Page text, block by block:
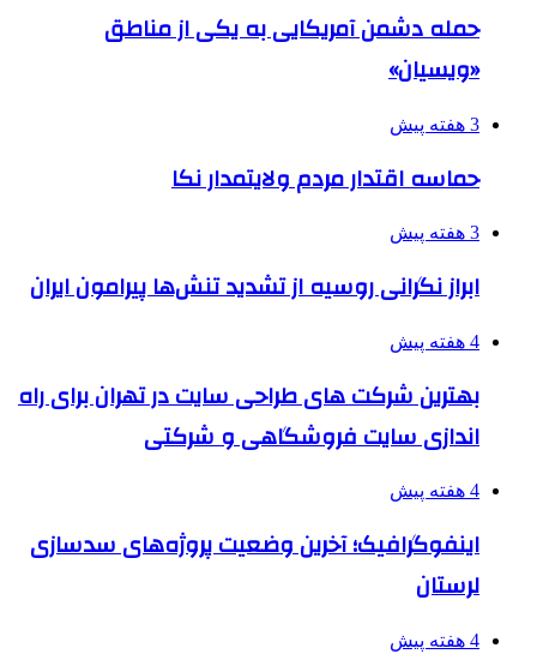
حمله دشمن آمریکایی به یکی از مناطق
«ویسیان»
3 هفته پیش
حماسه اقتدار مردم ولایتمدار نکا
3 هفته پیش
ابراز نگرانی روسیه از تشدید تنش‌ها پیرامون ایران
4 هفته پیش
بهترین شرکت های طراحی سایت در تهران برای راه
اندازی سایت فروشگاهی و شرکتی
4 هفته پیش
اینفوگرافیک؛ آخرین وضعیت پروژه‌های سدسازی
لرستان
4 هفته پیش